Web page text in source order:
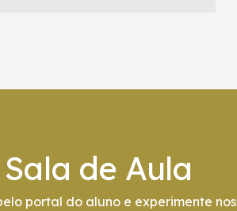
de Aula
portal do aluno e experimente